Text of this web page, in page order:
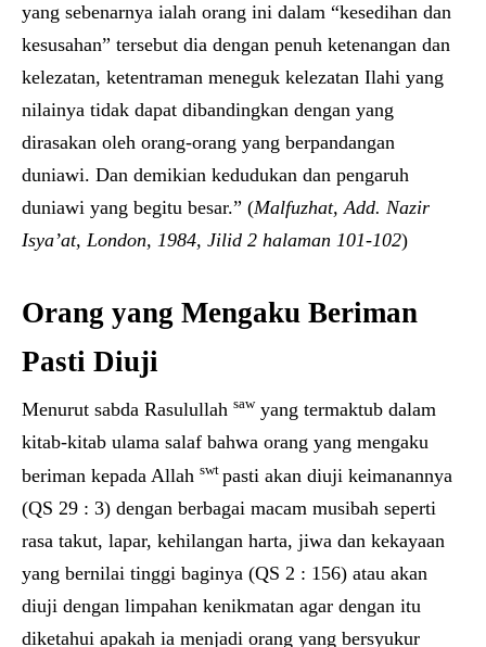
yang sebenarnya ialah orang ini dalam “kesedihan dan
kesusahan” tersebut dia dengan penuh ketenangan dan
kelezatan, ketentraman meneguk kelezatan Ilahi yang
nilainya tidak dapat dibandingkan dengan yang
dirasakan oleh orang-orang yang berpandangan
duniawi. Dan demikian kedudukan dan pengaruh
duniawi yang begitu besar.” (Malfuzhat, Add. Nazir
Isya’at, London, 1984, Jilid 2 halaman 101-102)
Orang yang Mengaku Beriman
Pasti Diuji
Menurut sabda Rasulullah sawyang termaktub dalam
kitab-kitab ulama salaf bahwa orang yang mengaku
beriman kepada Allah swt pasti akan diuji keimanannya
(QS 29 : 3) dengan berbagai macam musibah seperti
rasa takut, lapar, kehilangan harta, jiwa dan kekayaan
yang bernilai tinggi baginya (QS 2 : 156) atau akan
diuji dengan limpahan kenikmatan agar dengan itu
diketahui apakah ia menjadi orang yang bersyukur